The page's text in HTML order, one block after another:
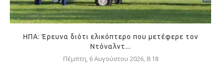
ΗΠΑ: Έρευνα διότι ελικόπτερο που μετέφερε τον
Ντόναλντ...
Πέμπτη, 6 Αυγούστου 2026, 8:18